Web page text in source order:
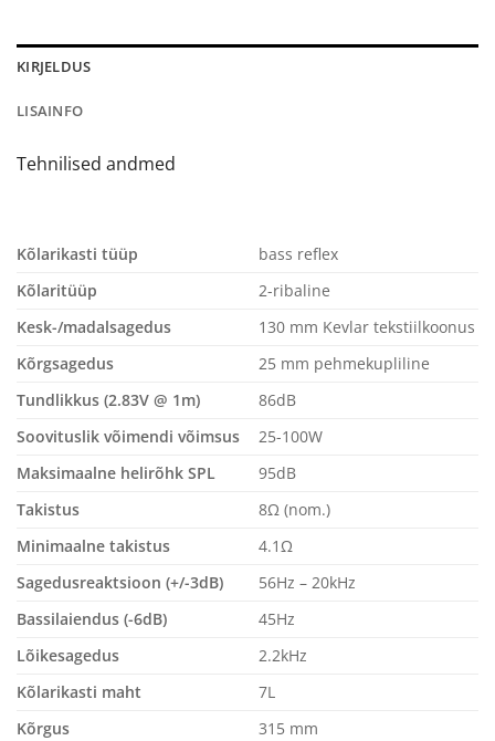
KIRJELDUS
LISAINFO
Tehnilised andmed
Kõlarikasti tüüp
bass reflex
Kõlaritüüp
2-ribaline
Kesk-/madalsagedus
130 mm Kevlar tekstiilkoonus
Kõrgsagedus
25 mm pehmekupliline
Tundlikkus (2.83V @ 1m)
86dB
Soovituslik võimendi võimsus
25-100W
Maksimaalne helirõhk SPL
95dB
Takistus
8Ω (nom.)
Minimaalne takistus
4.1Ω
Sagedusreaktsioon (+/-3dB)
56Hz – 20kHz
Bassilaiendus (-6dB)
45Hz
Lõikesagedus
2.2kHz
Kõlarikasti maht
7L
Kõrgus
315 mm